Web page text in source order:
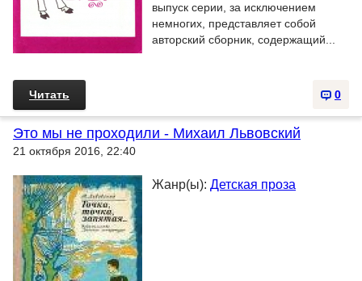
выпуск серии, за исключением
немногих, представляет собой
авторский сборник, содержащий...
0
Читать
Это мы не проходили - Михаил Львовский
21 октября 2016, 22:40
Жанр(ы): Детская проза